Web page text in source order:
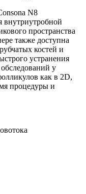
N8
внутриутробной
пространства
также доступна
костей и
устранения
у
как в 2D,
процедуры и